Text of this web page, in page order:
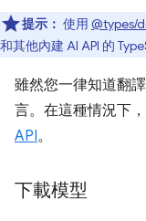
提示： 使用 @types/
和其他內建 AI API 的
雖然您一律知道翻
言。在這種情況下
API。
下載模型